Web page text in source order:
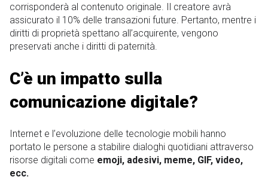
corrisponderà al contenuto originale. Il creatore avrà
assicurato il 10% delle transazioni future. Pertanto, mentre i
diritti di proprietà spettano all’acquirente, vengono
preservati anche i diritti di paternità.
C’è un impatto sulla
comunicazione digitale?
Internet e l’evoluzione delle tecnologie mobili hanno
portato le persone a stabilire dialoghi quotidiani attraverso
risorse digitali come emoji, adesivi, meme, GIF, video,
ecc.